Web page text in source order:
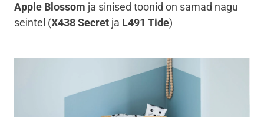
Apple Blossom ja sinised toonid on samad nagu
seintel (X438 Secret ja L491 Tide)